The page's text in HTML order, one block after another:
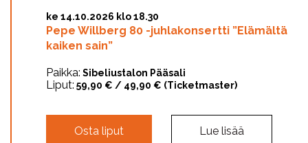
ke 14.10.2026 klo 18.30
Pepe Willberg 80 -juhlakonsertti ”Elämältä
kaiken sain”
Paikka: Sibeliustalon Pääsali
Liput: 59,90 € / 49,90 € (Ticketmaster)
Osta liput Lue lisää